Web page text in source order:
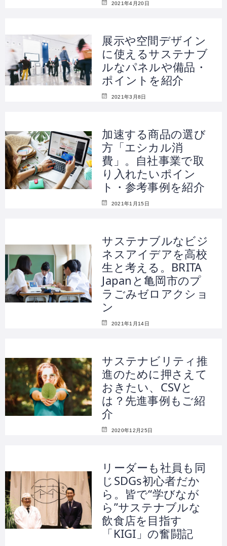
2021年4月20日
展示や空間デザイン
に使えるサステナブ
ルなパネルや備品・
ポイントを紹介
2021年3月8日
加速する商品の選び
方「エシカル消
費」。自社事業で取
り入れたいポイン
ト・参考事例を紹介
2021年1月15日
サステナブルなビジ
ネスアイデアを高校
生と考える。BRITA
Japanと亀岡市のプ
ラごみゼロアクショ
ン
2021年1月14日
サステナビリティ推
進のために押さえて
おきたい、CSVと
は？先進事例もご紹
介
2020年12月25日
リーダーも社員も同
じSDGs初心者だか
ら。皆で“学びなが
ら”サステナブルな
飲食店を目指す
「KIGI」の奮闘記